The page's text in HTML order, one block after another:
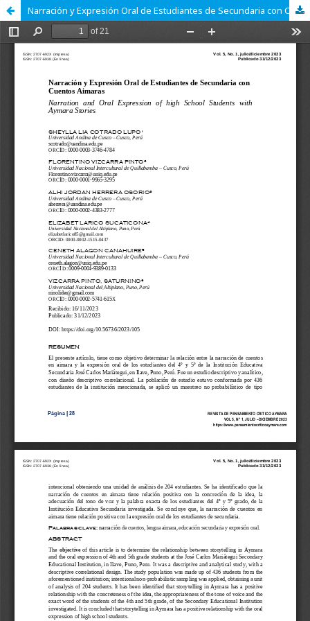
Narración y Expresión Oral de Estudiantes de Secundaria con Cuentos Aimaras